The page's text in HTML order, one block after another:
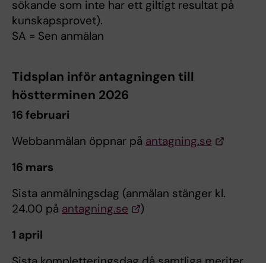
sökande som inte har ett giltigt resultat på
kunskapsprovet).
SA = Sen anmälan
Tidsplan inför antagningen till
höstterminen 2026
16 februari
Webbanmälan öppnar på antagning.se
16 mars
Sista anmälningsdag (anmälan stänger kl.
24.00 på antagning.se
)
1 april